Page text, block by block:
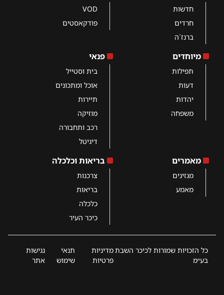
חדשות
חרדים
ברנז´ה
VOD
פודקאסטים
מיוחדים
תפילות
דעות
יהדות
משפחה
פנאי
בית וסטייל
אוכל ומתכונים
תיירות
מוזיקה
רכב ותחבורה
דיגיטל
מאמרים
מגזינים
מאמע
בריאות וכלכלה
צרכנות
בריאות
כלכלה
כיכר העיר
כל הזכויות שמורות לכיכר השבת
בע״מ
מדיניות
פרטיות
תנאי
שימוש
נגישות
אתר